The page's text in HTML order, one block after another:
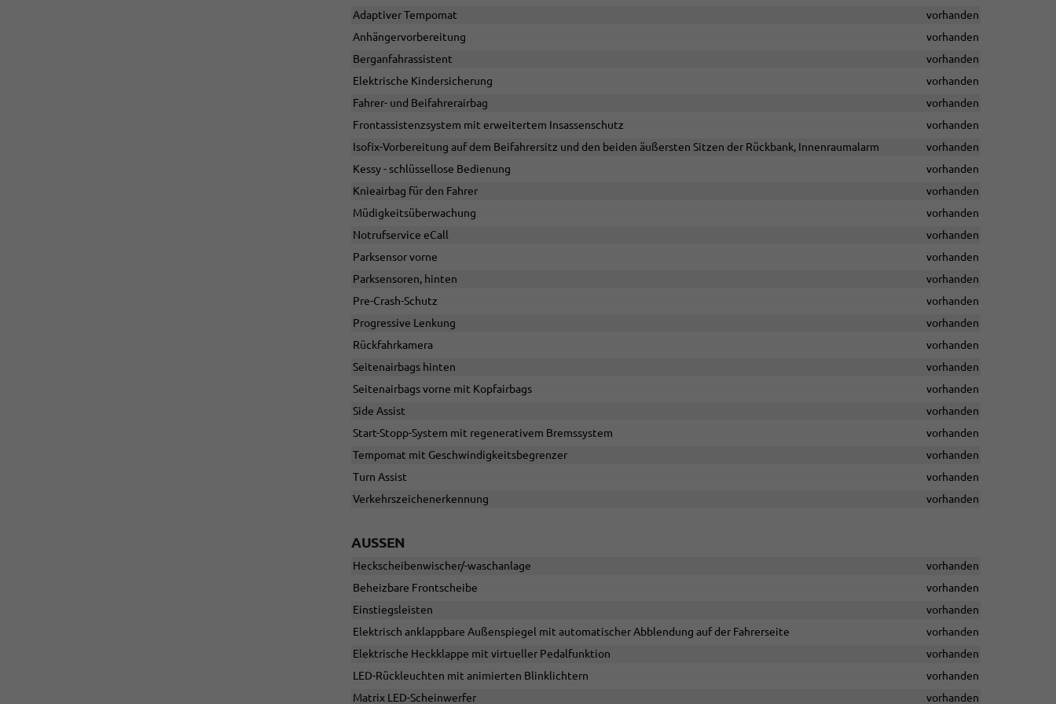
Adaptiver Tempomat
vorhanden
Anhängervorbereitung
vorhanden
Berganfahrassistent
vorhanden
Elektrische Kindersicherung
vorhanden
Fahrer- und Beifahrerairbag
vorhanden
Frontassistenzsystem mit erweitertem Insassenschutz
vorhanden
Isofix-Vorbereitung auf dem Beifahrersitz und den beiden äußersten Sitzen der Rückbank, Innenraumalarm
vorhanden
Kessy - schlüssellose Bedienung
vorhanden
Knieairbag für den Fahrer
vorhanden
Müdigkeitsüberwachung
vorhanden
Notrufservice eCall
vorhanden
Parksensor vorne
vorhanden
Parksensoren, hinten
vorhanden
Pre-Crash-Schutz
vorhanden
Progressive Lenkung
vorhanden
Rückfahrkamera
vorhanden
Seitenairbags hinten
vorhanden
Seitenairbags vorne mit Kopfairbags
vorhanden
Side Assist
vorhanden
Start-Stopp-System mit regenerativem Bremssystem
vorhanden
Tempomat mit Geschwindigkeitsbegrenzer
vorhanden
Turn Assist
vorhanden
Verkehrszeichenerkennung
vorhanden
AUSSEN
Heckscheibenwischer/-waschanlage
vorhanden
Beheizbare Frontscheibe
vorhanden
Einstiegsleisten
vorhanden
Elektrisch anklappbare Außenspiegel mit automatischer Abblendung auf der Fahrerseite
vorhanden
Elektrische Heckklappe mit virtueller Pedalfunktion
vorhanden
LED-Rückleuchten mit animierten Blinklichtern
vorhanden
Matrix LED-Scheinwerfer
vorhanden